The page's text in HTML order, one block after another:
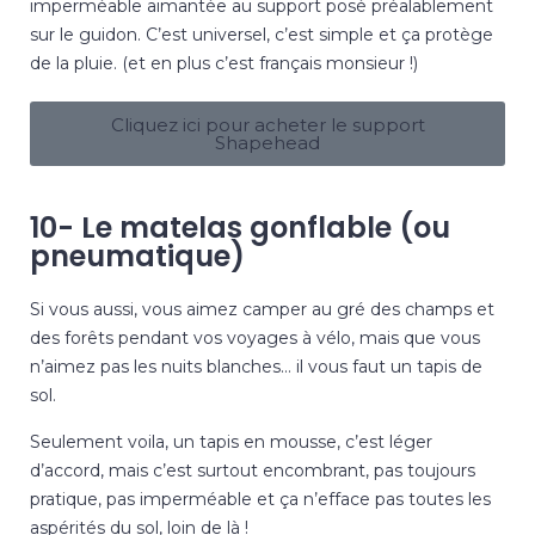
imperméable aimantée au support posé préalablement
sur le guidon. C’est universel, c’est simple et ça protège
de la pluie. (et en plus c’est français monsieur !)
Cliquez ici pour acheter le support
Shapehead
10- Le matelas gonflable (ou
pneumatique)
Si vous aussi, vous aimez camper au gré des champs et
des forêts pendant vos voyages à vélo, mais que vous
n’aimez pas les nuits blanches… il vous faut un tapis de
sol.
Seulement voila, un tapis en mousse, c’est léger
d’accord, mais c’est surtout encombrant, pas toujours
pratique, pas imperméable et ça n’efface pas toutes les
aspérités du sol, loin de là !